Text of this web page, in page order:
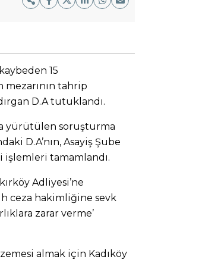
15
mezarının tahrip
D.A tutuklandı.
yürütülen soruşturma
D.A’nın, Asayiş Şube
tamamlandı.
Adliyesi’ne
ceza hakimliğine sevk
zarar verme’
almak için Kadıköy